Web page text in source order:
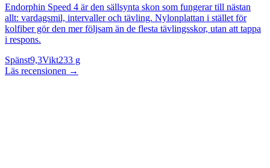
Endorphin Speed 4 är den sällsynta skon som fungerar till nästan
allt: vardagsmil, intervaller och tävling. Nylonplattan i stället för
kolfiber gör den mer följsam än de flesta tävlingsskor, utan att tappa
i respons.
Spänst9,3Vikt233 g
Läs recensionen →